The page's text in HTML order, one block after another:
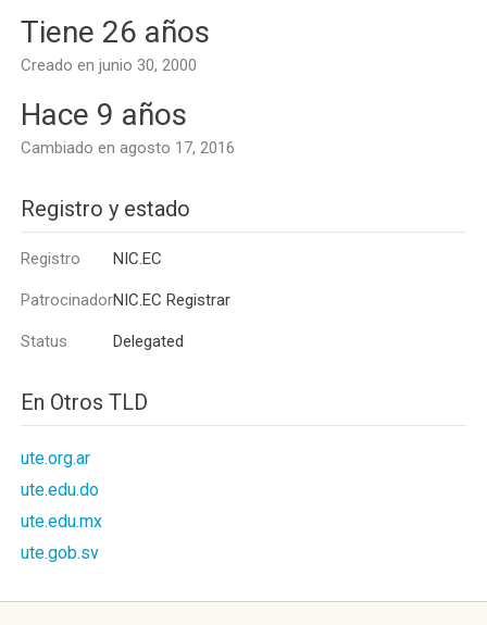
Tiene 26 años
Creado en junio 30, 2000
Hace 9 años
Cambiado en agosto 17, 2016
Registro y estado
Registro NIC.EC
PatrocinadorNIC.EC Registrar
Status Delegated
En Otros TLD
ute.org.ar
ute.edu.do
ute.edu.mx
ute.gob.sv